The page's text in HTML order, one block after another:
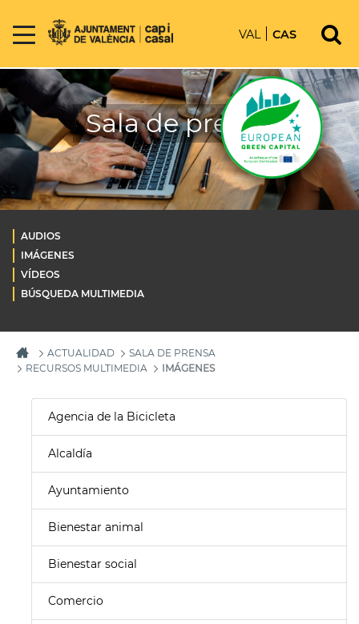
VAL CAS
Sala de prensa
AUDIOS
IMÁGENES
VÍDEOS
BÚSQUEDA MULTIMEDIA
ACTUALIDAD
SALA DE PRENSA
RECURSOS MULTIMEDIA
IMÁGENES
Agencia de la Bicicleta
Alcaldía
Ayuntamiento
Bienestar animal
Bienestar social
Comercio